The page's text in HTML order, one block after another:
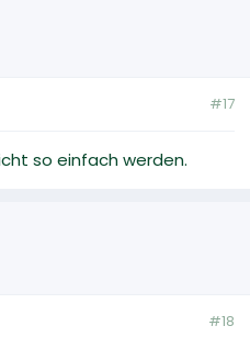
#17
so einfach werden.
#18